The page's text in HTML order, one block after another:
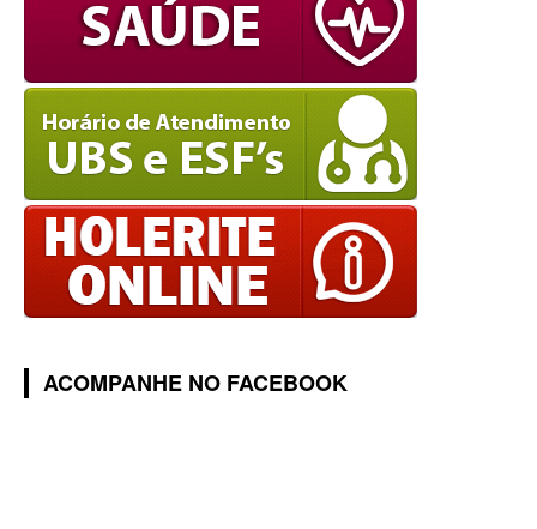
ACOMPANHE NO FACEBOOK